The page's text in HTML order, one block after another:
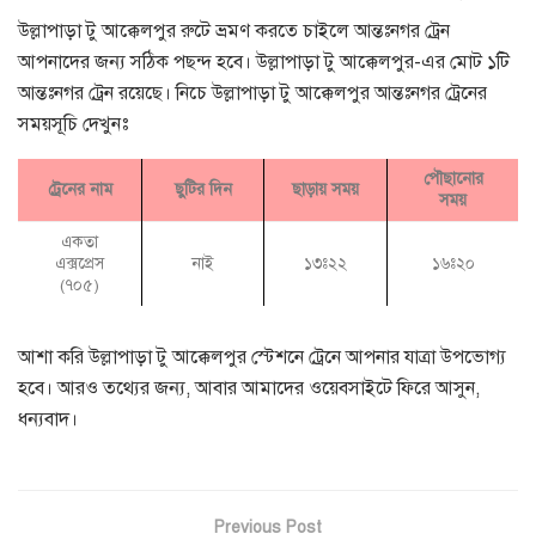
উল্লাপাড়া টু আক্কেলপুর রুটে ভ্রমণ করতে চাইলে আন্তঃনগর ট্রেন
আপনাদের জন্য সঠিক পছন্দ হবে। উল্লাপাড়া টু আক্কেলপুর-এর মোট ১টি
আন্তঃনগর ট্রেন রয়েছে। নিচে উল্লাপাড়া টু আক্কেলপুর আন্তঃনগর ট্রেনের
সময়সূচি দেখুনঃ
ট্রেনের নাম ছুটির দিন ছাড়ায় সময়
পৌছানোর
সময়
একতা
এক্সপ্রেস
(৭০৫)
নাই ১৩ঃ২২ ১৬ঃ২০
আশা করি উল্লাপাড়া টু আক্কেলপুর স্টেশনে ট্রেনে আপনার যাত্রা উপভোগ্য
হবে। আরও তথ্যের জন্য, আবার আমাদের ওয়েবসাইটে ফিরে আসুন,
ধন্যবাদ।
Previous Post